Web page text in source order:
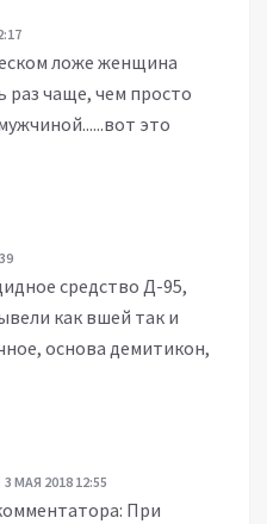
ложе женщина
раз чаще, чем просто
это
средство Д-95,
как вшей так и
основа демитикон,
3 МАЯ 2018 12:55
При